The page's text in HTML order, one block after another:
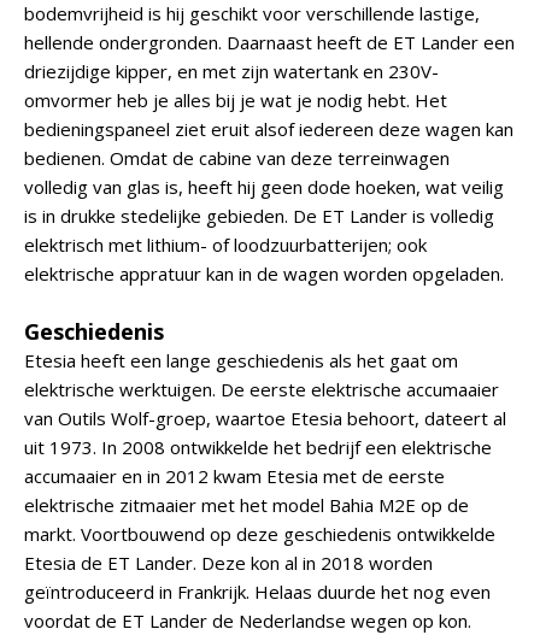
bodemvrijheid is hij geschikt voor verschillende lastige,
hellende ondergronden. Daarnaast heeft de ET Lander een
driezijdige kipper, en met zijn watertank en 230V-
omvormer heb je alles bij je wat je nodig hebt. Het
bedieningspaneel ziet eruit alsof iedereen deze wagen kan
bedienen. Omdat de cabine van deze terreinwagen
volledig van glas is, heeft hij geen dode hoeken, wat veilig
is in drukke stedelijke gebieden. De ET Lander is volledig
elektrisch met lithium- of loodzuurbatterijen; ook
elektrische appratuur kan in de wagen worden opgeladen.
Geschiedenis
Etesia heeft een lange geschiedenis als het gaat om
elektrische werktuigen. De eerste elektrische accumaaier
van Outils Wolf-groep, waartoe Etesia behoort, dateert al
uit 1973. In 2008 ontwikkelde het bedrijf een elektrische
accumaaier en in 2012 kwam Etesia met de eerste
elektrische zitmaaier met het model Bahia M2E op de
markt. Voortbouwend op deze geschiedenis ontwikkelde
Etesia de ET Lander. Deze kon al in 2018 worden
geïntroduceerd in Frankrijk. Helaas duurde het nog even
voordat de ET Lander de Nederlandse wegen op kon.